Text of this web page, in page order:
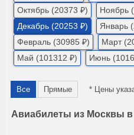
Октябрь (20373 ₽)
Ноябрь
Декабрь (20253 ₽)
Январь
Февраль (30985 ₽)
Март
Май (101312 ₽)
Июнь
Все Прямые * Цены
Авиабилеты из Москвы в